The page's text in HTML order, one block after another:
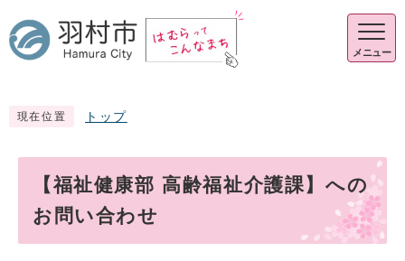
メニュー
現在位置 トップ
【福祉健康部 高齢福祉介護課】への
お問い合わせ